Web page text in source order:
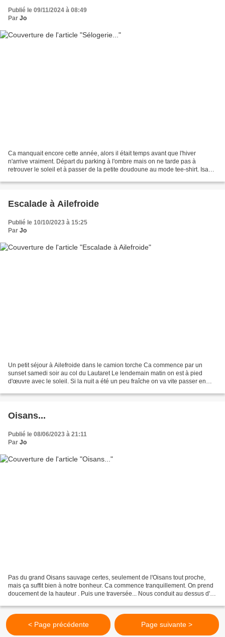
Publié le 09/11/2024 à 08:49
Par Jo
Ca manquait encore cette année, alors il était temps avant que l'hiver
n'arrive vraiment. Départ du parking à l'ombre mais on ne tarde pas à
retrouver le soleil et à passer de la petite doudoune au mode tee-shirt. Isa
Escalade à Ailefroide
Publié le 10/10/2023 à 15:25
Par Jo
Un petit séjour à Ailefroide dans le camion torche Ca commence par un
sunset samedi soir au col du Lautaret Le lendemain matin on est à pied
d'œuvre avec le soleil. Si la nuit a été un peu fraîche on va vite passer en
Oisans...
Publié le 08/06/2023 à 21:11
Par Jo
Pas du grand Oisans sauvage certes, seulement de l'Oisans tout proche,
mais ça suffit bien à notre bonheur. Ca commence tranquillement. On prend
doucement de la hauteur . Puis une traversée... Nous conduit au dessus d'un
< Page précédente Page suivante >